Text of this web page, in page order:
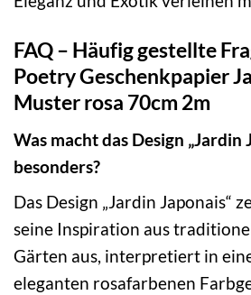
FAQ – Häufig gestellte
Poetry Geschenkpapier
Muster rosa 70cm 2m
Was macht das Design „Jardin
besonders?
Das Design „Jardin Japonais“
seine Inspiration aus
Gärten aus, interpretiert in
eleganten rosafarbenen